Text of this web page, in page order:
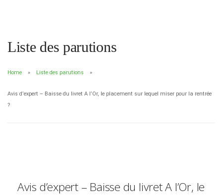
Liste des parutions
Home Liste des parutions
Avis d’expert – Baisse du livret A l’Or, le placement sur lequel miser pour la rentrée
?
Avis d’expert – Baisse du livret A l’Or, le